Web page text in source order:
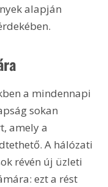
alapján
sokan
amely a
A hálózati
révén új üzleti
ezt a rést